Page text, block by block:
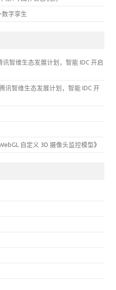
数字孪生
讯智维生态发展计划，智能 IDC 开启
讯智维生态发展计划，智能 IDC 开
自定义 3D 摄像头监控模型》